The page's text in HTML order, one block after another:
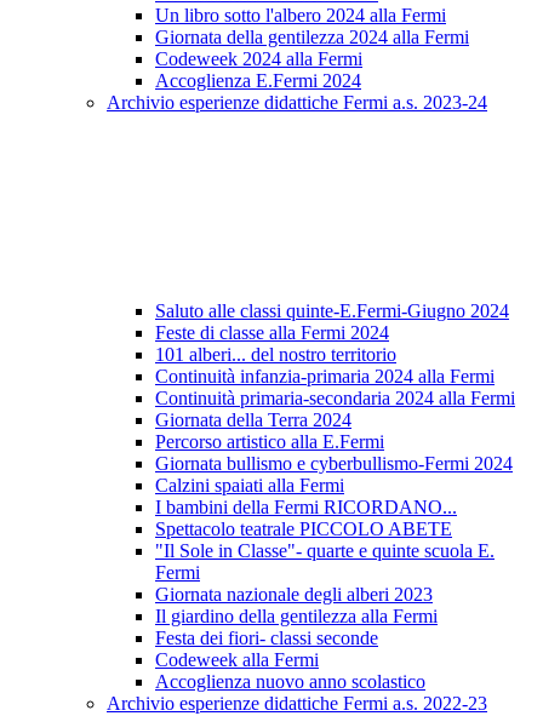
Un libro sotto l'albero 2024 alla Fermi
Giornata della gentilezza 2024 alla Fermi
Codeweek 2024 alla Fermi
Accoglienza E.Fermi 2024
Archivio esperienze didattiche Fermi a.s. 2023-24
Saluto alle classi quinte-E.Fermi-Giugno 2024
Feste di classe alla Fermi 2024
101 alberi... del nostro territorio
Continuità infanzia-primaria 2024 alla Fermi
Continuità primaria-secondaria 2024 alla Fermi
Giornata della Terra 2024
Percorso artistico alla E.Fermi
Giornata bullismo e cyberbullismo-Fermi 2024
Calzini spaiati alla Fermi
I bambini della Fermi RICORDANO...
Spettacolo teatrale PICCOLO ABETE
"Il Sole in Classe"- quarte e quinte scuola E.
Fermi
Giornata nazionale degli alberi 2023
Il giardino della gentilezza alla Fermi
Festa dei fiori- classi seconde
Codeweek alla Fermi
Accoglienza nuovo anno scolastico
Archivio esperienze didattiche Fermi a.s. 2022-23